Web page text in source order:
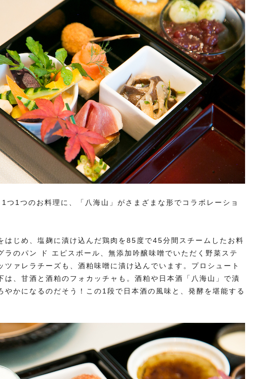
つ1つのお料理に、「八海山」がさまざまな形でコラボレーショ
はじめ、塩麹に漬け込んだ鶏肉を85度で45分間スチームしたお料
ラのパン ド エピスボール、無添加吟醸味噌でいただく野菜ステ
ツァレラチーズも、酒粕味噌に漬け込んでいます。プロシュート
は、甘酒と酒粕のフォカッチャも。酒粕や日本酒「八海山」で漬
やかになるのだそう！この1段で日本酒の風味と、発酵を堪能する